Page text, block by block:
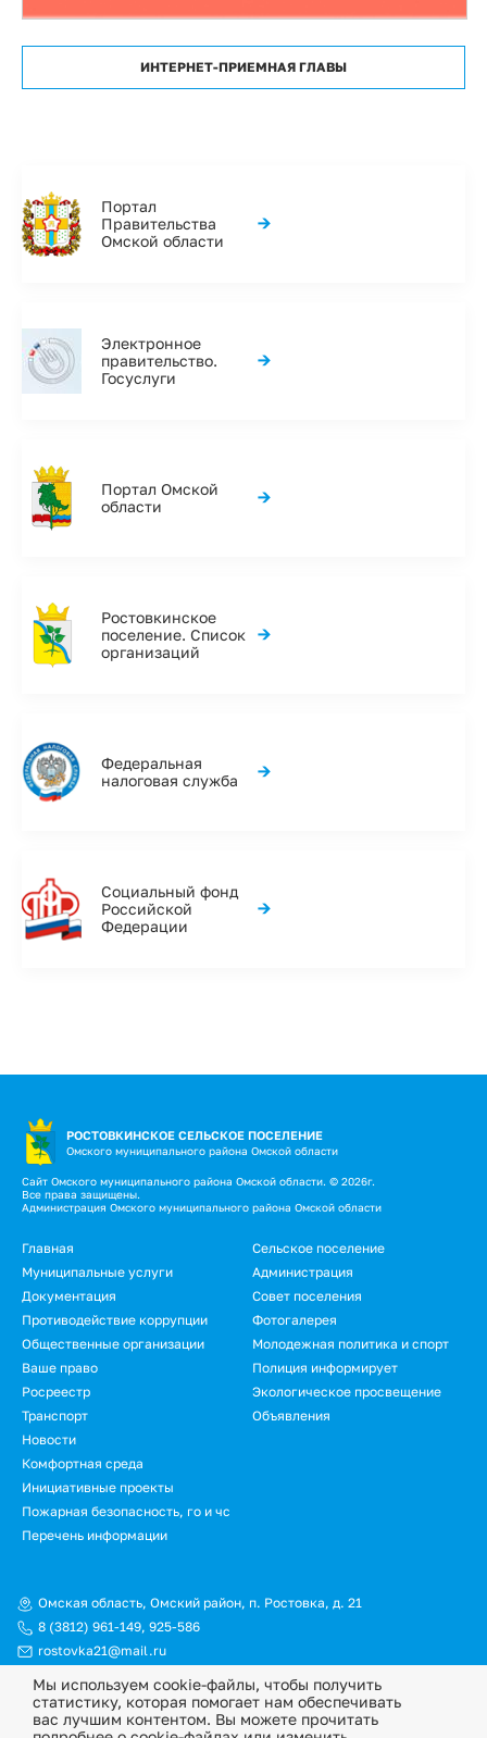
ИНТЕРНЕТ-ПРИЕМНАЯ ГЛАВЫ
Портал
Правительства
Омской области
→
Электронное
правительство.
Госуслуги
→
Портал Омской
области
→
Ростовкинское
поселение. Список
организаций
→
Федеральная
налоговая служба
→
Социальный фонд
Российской
Федерации
→
РОСТОВКИНСКОЕ СЕЛЬСКОЕ ПОСЕЛЕНИЕ
Омского муниципального района Омской области
Сайт Омского муниципального района Омской области. © 2026г.
Все права защищены.
Администрация Омского муниципального района Омской области
Подвал
Главная
Сельское поселение
Муниципальные услуги
Администрация
Документация
Совет поселения
Противодействие коррупции
Фотогалерея
Общественные организации
Молодежная политика и спорт
Ваше право
Полиция информирует
Росреестр
Экологическое просвещение
Транспорт
Объявления
Новости
Омская область, Омский район, п. Ростовка, д. 21
8 (3812) 961-149, 925-586
rostovka21@mail.ru
Подвал.
Дополнительное
меню
Комфортная среда
Инициативные проекты
Пожарная безопасность, го и чс
Перечень информации
© Официальный сайт Ростовкинского сельского поселения
Омского муниципального района Омской области, 2026
Мы используем cookie-файлы, чтобы получить
статистику, которая помогает нам обеспечивать
вас лучшим контентом. Вы можете прочитать